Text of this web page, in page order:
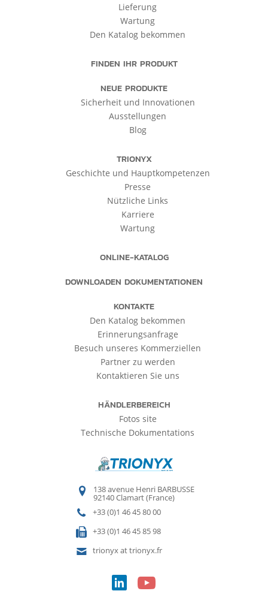
Lieferung
Wartung
Den Katalog bekommen
FINDEN IHR PRODUKT
NEUE PRODUKTE
Sicherheit und Innovationen
Ausstellungen
Blog
TRIONYX
Geschichte und Hauptkompetenzen
Presse
Nützliche Links
Karriere
Wartung
ONLINE-KATALOG
DOWNLOADEN DOKUMENTATIONEN
KONTAKTE
Den Katalog bekommen
Erinnerungsanfrage
Besuch unseres Kommerziellen
Partner zu werden
Kontaktieren Sie uns
HÄNDLERBEREICH
Fotos site
Technische Dokumentations
138 avenue Henri BARBUSSE
92140 Clamart (France)
+33 (0)1 46 45 80 00
+33 (0)1 46 45 85 98
trionyx at trionyx.fr